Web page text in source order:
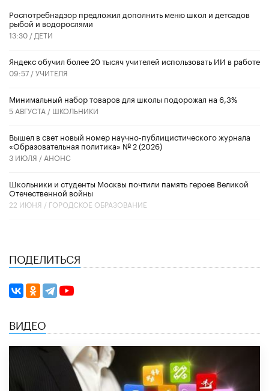
Роспотребнадзор предложил дополнить меню школ и детсадов
рыбой и водорослями
13:30 / ДЕТИ
​Яндекс обучил более 20 тысяч учителей использовать ИИ в работе
09:57 /УЧИТЕЛЯ
Минимальный набор товаров для школы подорожал на 6,3%
5 АВГУСТА / ШКОЛЬНИКИ
Вышел в свет новый номер научно-публицистического журнала
«Образовательная политика» № 2 (2026)
3 ИЮЛЯ / АНОНС
Школьники и студенты Москвы почтили память героев Великой
Отечественной войны
22 ИЮНЯ / ГОРОДСКОЕ ОБРАЗОВАНИЕ
ПОДЕЛИТЬСЯ
ВИДЕО